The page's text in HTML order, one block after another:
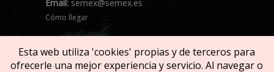
Email: semex@semex.es
Cómo llegar
Esta web utiliza 'cookies' propias y de terceros para
ofrecerle una mejor experiencia y servicio. Al navegar o